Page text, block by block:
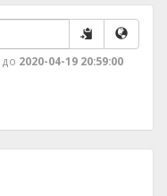
до 2020-04-19 20:59:00